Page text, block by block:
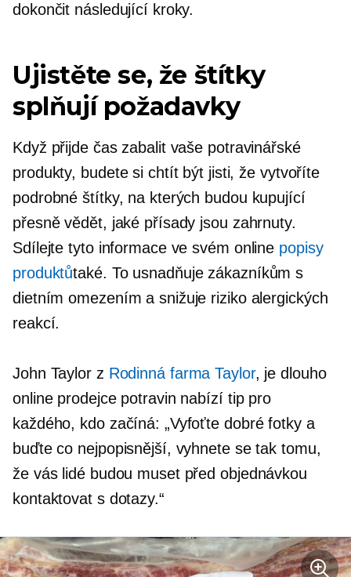
dokončit následující kroky.
Ujistěte se, že štítky
splňují požadavky
Když přijde čas zabalit vaše potravinářské
produkty, budete si chtít být jisti, že vytvoříte
podrobné štítky, na kterých budou kupující
přesně vědět, jaké přísady jsou zahrnuty.
Sdílejte tyto informace ve svém online popisy
produktůtaké. To usnadňuje zákazníkům s
dietním omezením a snižuje riziko alergických
reakcí.
John Taylor z Rodinná farma Taylor, jedlouho
online prodejce potravin nabízí tip pro
každého, kdo začíná: „Vyfoťte dobré fotky a
buďte co nejpopisnější, vyhnete se tak tomu,
že vás lidé budou muset před objednávkou
kontaktovat s dotazy.“